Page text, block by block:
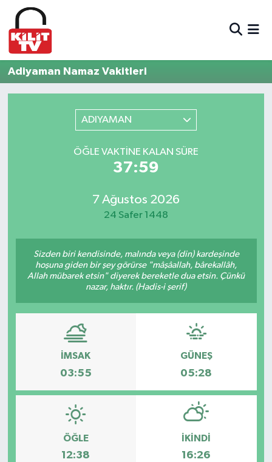
Adiyaman Namaz Vakitleri
ADIYAMAN
ÖĞLE VAKTINE KALAN SÜRE
37:59
7 Ağustos 2026
24 Safer 1448
Sizden biri kendisinde, malında veya (din) kardeşinde
hoşuna giden bir şey görürse "mâşâallah, bârekallâh,
Allah mübarek etsin" diyerek bereketle dua etsin. Çünkü
nazar, haktır. (Hadis-i şerif)
İMSAK
03:55
GÜNEŞ
05:28
ÖĞLE
12:38
İKINDI
16:26
Hava Durumu
Trafik Durumu
Süper Lig Puan Durumu ve Fikstür
Son Dakika Haberleri